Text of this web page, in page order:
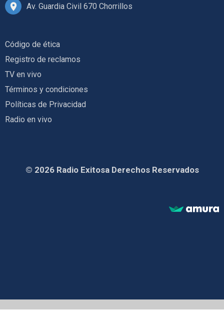
Av. Guardia Civil 670 Chorrillos
Código de ética
Registro de reclamos
TV en vivo
Términos y condiciones
Políticas de Privacidad
Radio en vivo
© 2026 Radio Exitosa Derechos Reservados